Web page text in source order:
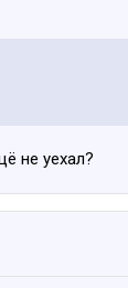
не уехал?